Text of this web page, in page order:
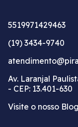
5519971429463
(19) 3434-9740
Av. Laranjal
- CEP: 13.401-630
Visite o nosso